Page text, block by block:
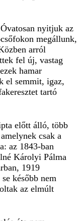
nyitjuk az
megállunk,
arról
fel új, vastag
hamar
el semmit, igaz,
tartó
előtt álló, több
csak a
az 1843-ban
Károlyi Pálma
1919
később nem
az elmúlt